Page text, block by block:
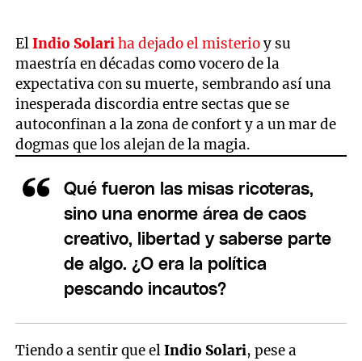
ElIndio Solariha dejado el misterioy su
maestría en décadas como vocero de la
expectativa con su muerte, sembrando así una
inesperada discordia entre sectas que se
autoconfinan a la zona de confort y a un mar de
dogmas que los alejan de la magia.
Qué fueron las misas ricoteras,
sino una enorme área de caos
creativo, libertad y saberse parte
de algo. ¿O era la política
pescando incautos?
Tiendo a sentir que elIndio Solari, pese a